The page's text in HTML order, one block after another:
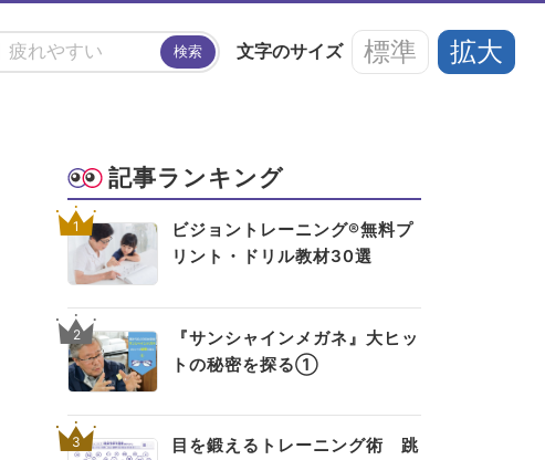
検索 文字のサイズ 標準 拡大
アイメイク・
#アイフレイル #子どもの視力低下
痛い #ブルーライト #HEV #ルテイン
日 #メガネ
記事ランキング
1
ビジョントレーニング®無料プ
リント・ドリル教材30選
2
『サンシャインメガネ』大ヒッ
トの秘密を探る①
3
目を鍛えるトレーニング術 跳